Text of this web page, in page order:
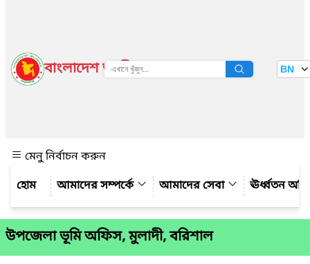
বাংলাদেশ জাতীয় তথ্য বাতায়ন BN
মেনু নির্বাচন করুন
আমাদের সম্পর্কে
আমাদের সেবা ঊর্ধ্বতন
উপজেলা ভূমি অফিস, মুলাদী, বরিশাল